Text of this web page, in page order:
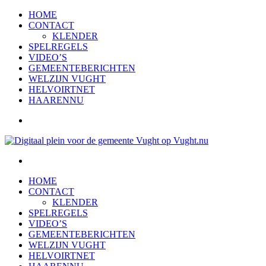
HOME
CONTACT
KLENDER
SPELREGELS
VIDEO’S
GEMEENTEBERICHTEN
WELZIJN VUGHT
HELVOIRTNET
HAARENNU
HOME
CONTACT
KLENDER
SPELREGELS
VIDEO’S
GEMEENTEBERICHTEN
WELZIJN VUGHT
HELVOIRTNET